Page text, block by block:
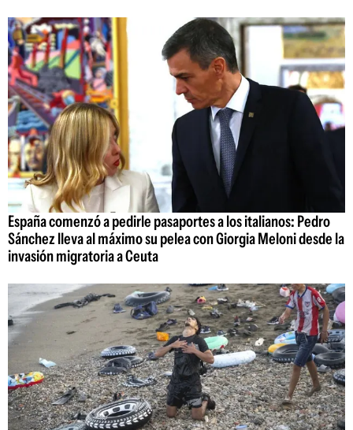
España comenzó a pedirle pasaportes a los italianos: Pedro
Sánchez lleva al máximo su pelea con Giorgia Meloni desde la
invasión migratoria a Ceuta